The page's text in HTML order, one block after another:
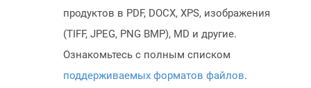
продуктов в PDF, DOCX, XPS, изображения
(TIFF, JPEG, PNG BMP), MD и другие.
Ознакомьтесь с полным списком
поддерживаемых форматов файлов.